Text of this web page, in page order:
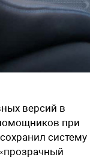
версий в
при
систему